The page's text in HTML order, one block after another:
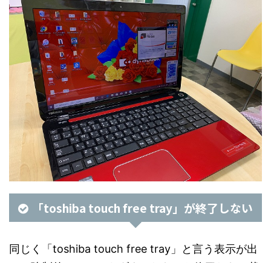
「toshiba touch free tray」が終了しない
同じく「toshiba touch free tray」と言う表示が出